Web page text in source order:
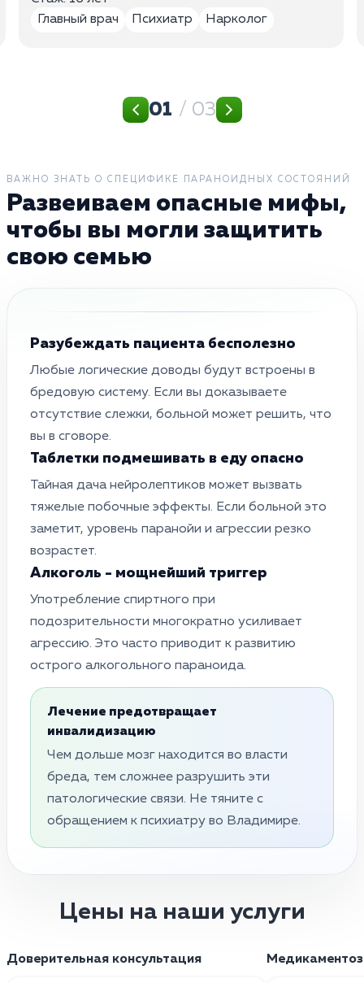
Главный врач
Психиатр Нарколог
01 / 03
ВАЖНО ЗНАТЬ О СПЕЦИФИКЕ ПАРАНОИДНЫХ СОСТОЯНИЙ
Развеиваем опасные мифы,
чтобы вы могли защитить
свою семью
Разубеждать пациента бесполезно
Любые логические доводы будут встроены в
бредовую систему. Если вы доказываете
отсутствие слежки, больной может решить, что
вы в сговоре.
Таблетки подмешивать в еду опасно
Тайная дача нейролептиков может вызвать
тяжелые побочные эффекты. Если больной это
заметит, уровень паранойи и агрессии резко
возрастет.
Алкоголь - мощнейший триггер
Употребление спиртного при
подозрительности многократно усиливает
агрессию. Это часто приводит к развитию
острого алкогольного параноида.
Лечение предотвращает
инвалидизацию
Чем дольше мозг находится во власти
бреда, тем сложнее разрушить эти
патологические связи. Не тяните с
обращением к психиатру во Владимире.
Цены на наши услуги
Доверительная консультация